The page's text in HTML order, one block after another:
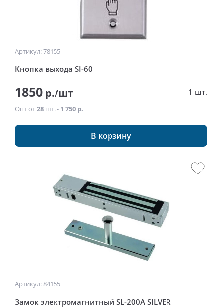
Артикул: 78155
Кнопка выхода SI-60
1850 р./шт 1 шт.
Опт от28 шт. - 1 750 р.
В корзину
Артикул: 84155
Замок электромагнитный SL-200A SILVER